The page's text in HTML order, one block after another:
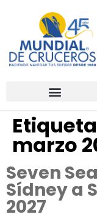
marzo
Seven
Sídney a
2027